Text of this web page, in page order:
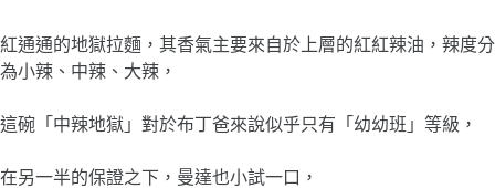
紅通通的地獄拉麵，其香氣主要來自於上層的紅紅辣油，辣度分
為小辣、中辣、大辣，
這碗「中辣地獄」對於布丁爸來說似乎只有「幼幼班」等級，
在另一半的保證之下，曼達也小試一口，